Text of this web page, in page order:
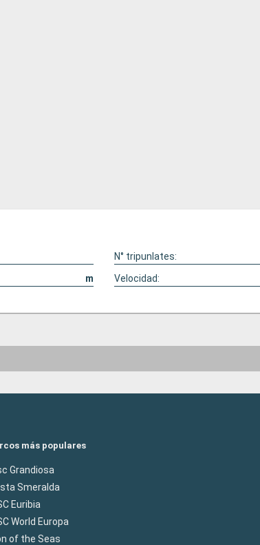
N° tripunlates:
m Velocidad:
más populares
Grandiosa
Smeralda
Euribia
World Europa
of the Seas